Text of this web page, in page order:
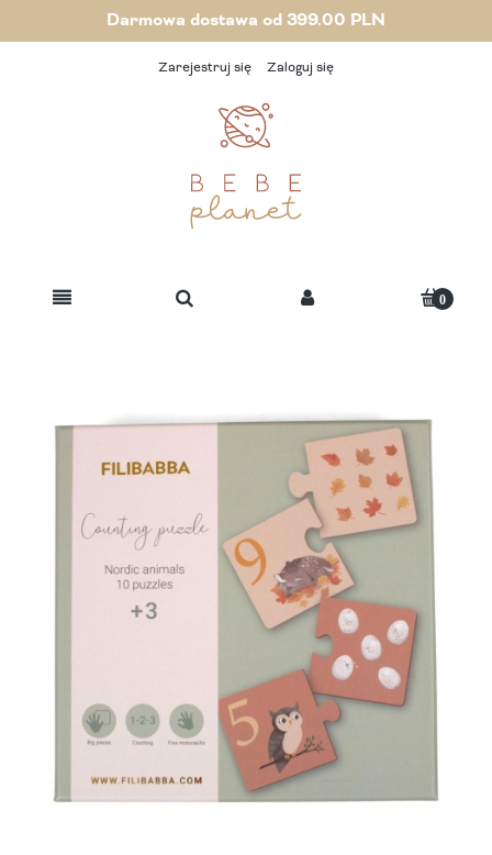
Darmowa dostawa od 399.00 PLN
Zarejestruj się Zaloguj się